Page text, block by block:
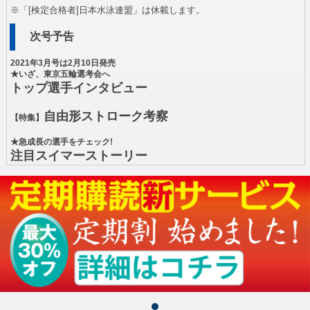
※「[検定合格者]日本水泳連盟」は休載します。
次号予告
2021年3月号は2月10日発売
★いざ、東京五輪選考会へ
トップ選手インタビュー
【特集】 自由形ストローク考察
★急成長の選手をチェック!
注目スイマーストーリー